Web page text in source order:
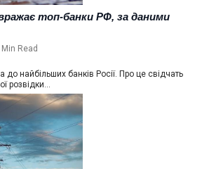
топ-банки РФ, за даними
Min Read
до найбільших банків Росії. Про це свідчать
розвідки…